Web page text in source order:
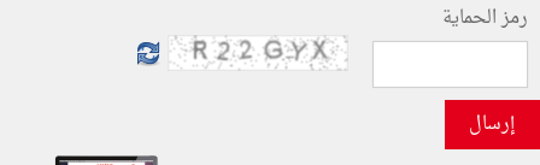
رمز الحماية
إرسال